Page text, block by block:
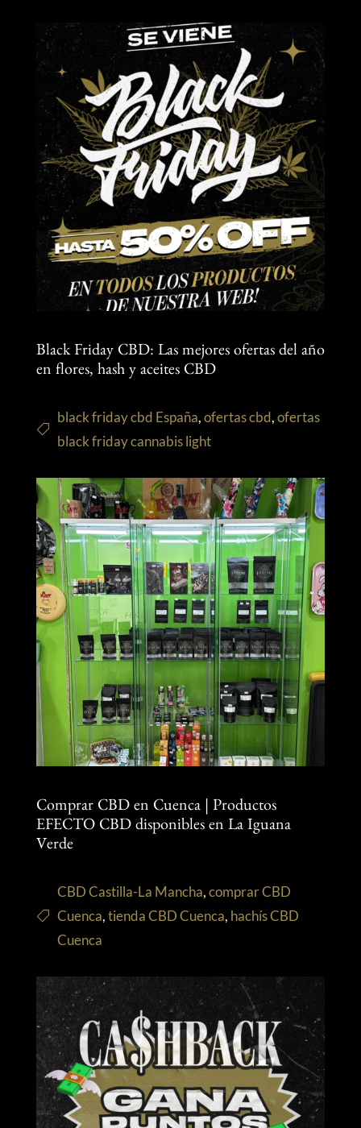
Black Friday CBD: Las mejores ofertas del año
en flores, hash y aceites CBD
black friday cbd España,ofertas cbd,ofertas
black friday cannabis light
Comprar CBD en Cuenca | Productos
EFECTO CBD disponibles en La Iguana
Verde
CBD Castilla-La Mancha,comprar CBD
Cuenca,tienda CBD Cuenca, hachís CBD
Cuenca